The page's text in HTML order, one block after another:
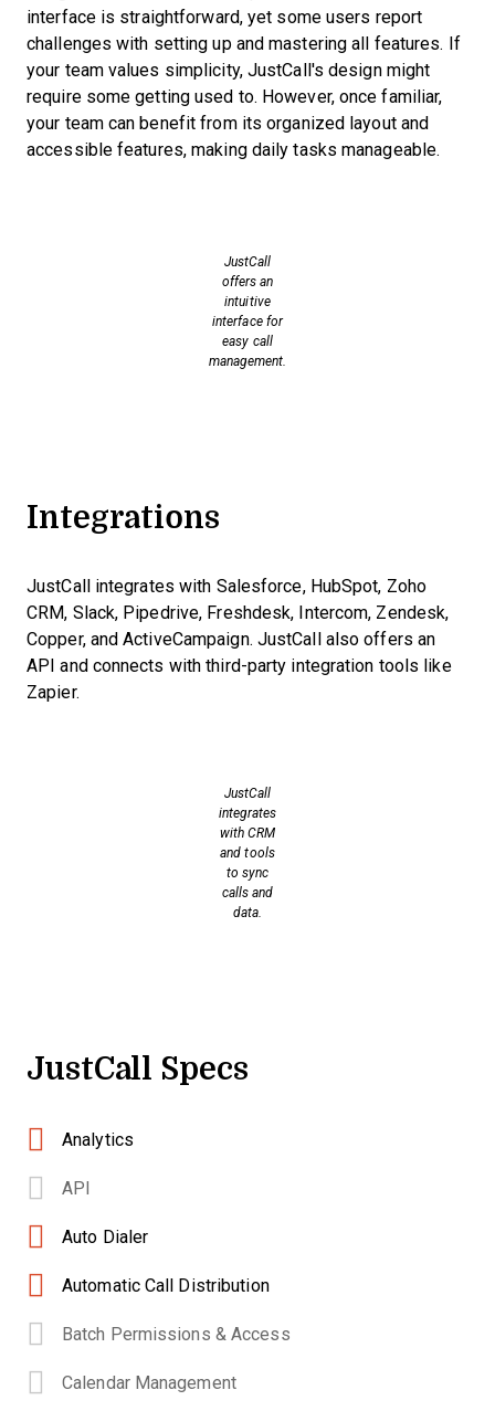
interface is straightforward, yet some users report
challenges with setting up and mastering all features. If
your team values simplicity, JustCall's design might
require some getting used to. However, once familiar,
your team can benefit from its organized layout and
accessible features, making daily tasks manageable.
JustCall
offers an
intuitive
interface for
easy call
management.
Integrations
JustCall integrates with Salesforce, HubSpot, Zoho
CRM, Slack, Pipedrive, Freshdesk, Intercom, Zendesk,
Copper, and ActiveCampaign. JustCall also offers an
API and connects with third-party integration tools like
Zapier.
JustCall
integrates
with CRM
and tools
to sync
calls and
data.
JustCall Specs
Analytics
API
Auto Dialer
Automatic Call Distribution
Batch Permissions & Access
Calendar Management